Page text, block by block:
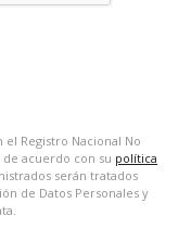
Registro Nacional No
acuerdo con su política
serán tratados
de Datos Personales y